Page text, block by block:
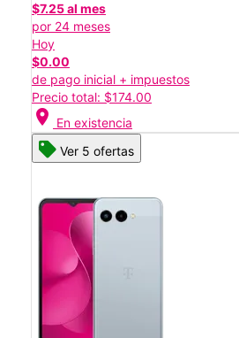
$7.25 al mes
por 24 meses
Hoy
$0.00
de pago inicial + impuestos
Precio total: $174.00
location_on En existencia
Ver 5 ofertas